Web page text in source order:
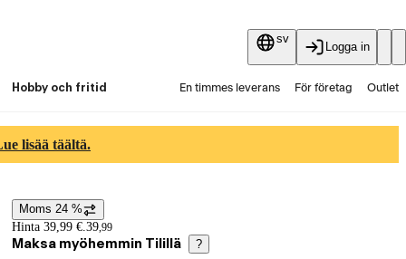
sv
Logga in
Hobby och fritid En timmes leverans För företag Outlet
lisää täältä.
Prisinformation
Moms 24 %
Hinta 39,99 €.39,99
Maksa myöhemmin Tilillä ?